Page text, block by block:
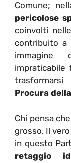
Comune;
pericolose
coinvolti
contribuito a
Procura
Chi pensa
grosso. Il
in questo
retaggio